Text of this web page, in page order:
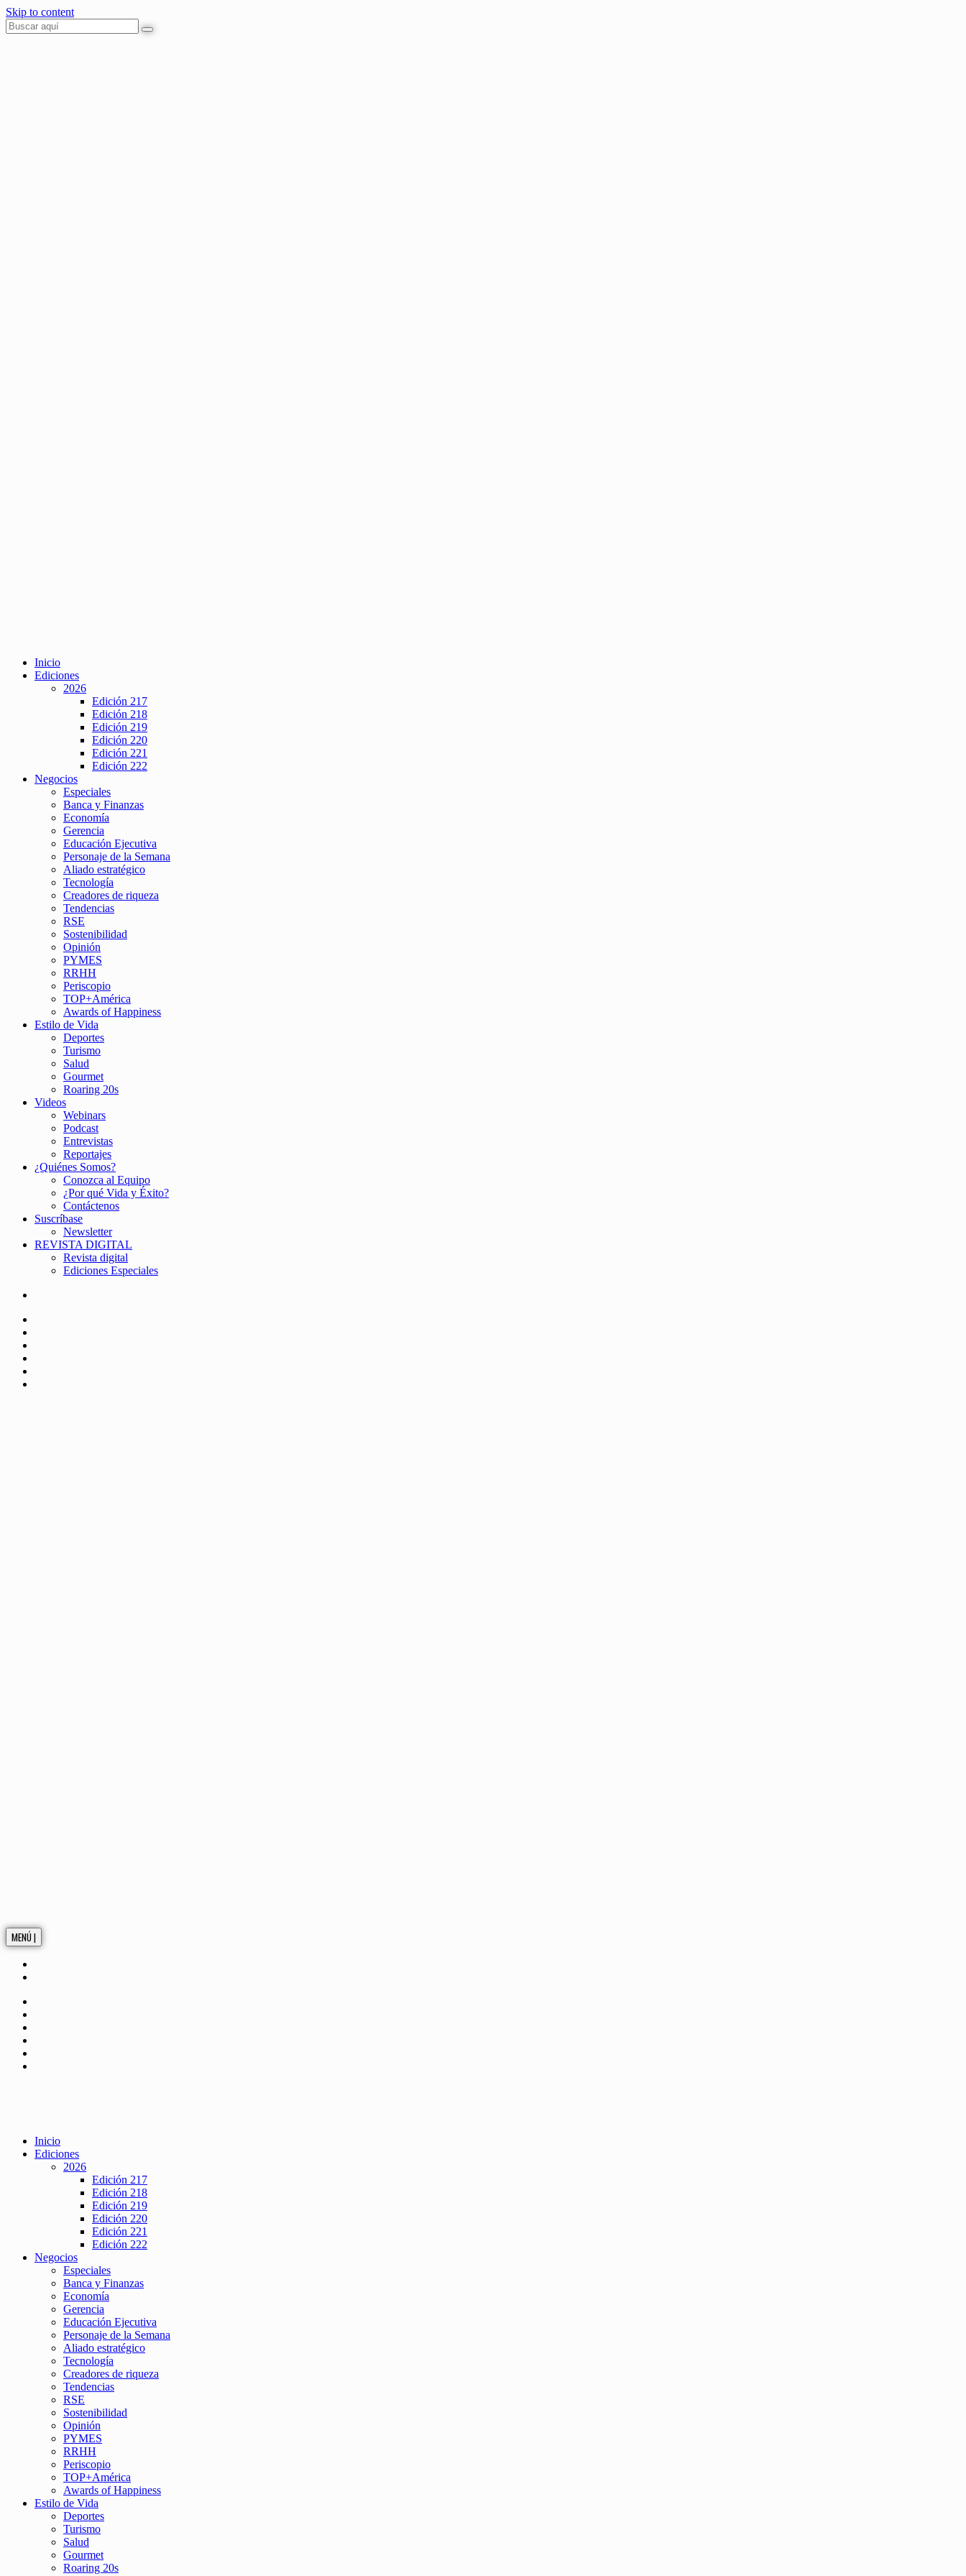
Skip to content
Inicio
Ediciones
2026
Edición 217
Edición 218
Edición 219
Edición 220
Edición 221
Edición 222
Negocios
Especiales
Banca y Finanzas
Economía
Gerencia
Educación Ejecutiva
Personaje de la Semana
Aliado estratégico
Tecnología
Creadores de riqueza
Tendencias
RSE
Sostenibilidad
Opinión
PYMES
RRHH
Periscopio
TOP+América
Awards of Happiness
Estilo de Vida
Deportes
Turismo
Salud
Gourmet
Roaring 20s
Videos
Webinars
Podcast
Entrevistas
Reportajes
¿Quiénes Somos?
Conozca al Equipo
¿Por qué Vida y Éxito?
Contáctenos
Suscríbase
Newsletter
REVISTA DIGITAL
Revista digital
Ediciones Especiales
MENÚ |
Inicio
Ediciones
2026
Edición 217
Edición 218
Edición 219
Edición 220
Edición 221
Edición 222
Negocios
Especiales
Banca y Finanzas
Economía
Gerencia
Educación Ejecutiva
Personaje de la Semana
Aliado estratégico
Tecnología
Creadores de riqueza
Tendencias
RSE
Sostenibilidad
Opinión
PYMES
RRHH
Periscopio
TOP+América
Awards of Happiness
Estilo de Vida
Deportes
Turismo
Salud
Gourmet
Roaring 20s